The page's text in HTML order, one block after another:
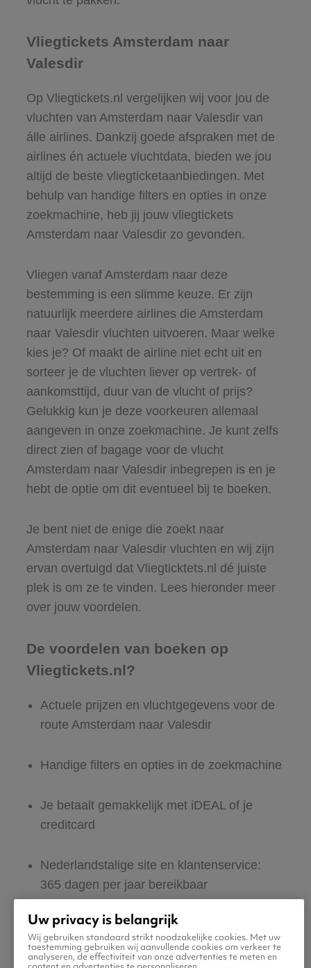
Vliegtickets Amsterdam naar
Valesdir
Op Vliegtickets.nl vergelijken wij voor jou de
vluchten van Amsterdam naar Valesdir van
álle airlines. Dankzij goede afspraken met de
airlines én actuele vluchtdata, bieden we jou
altijd de beste vliegticketaanbiedingen. Met
behulp van handige filters en opties in onze
zoekmachine, heb jij jouw vliegtickets
Amsterdam naar Valesdir zo gevonden.
Vliegen vanaf Amsterdam naar deze
bestemming is een slimme keuze. Er zijn
natuurlijk meerdere airlines die Amsterdam
naar Valesdir vluchten uitvoeren. Maar welke
kies je? Of maakt de airline niet echt uit en
sorteer je de vluchten liever op vertrek- of
aankomsttijd, duur van de vlucht of prijs?
Gelukkig kun je deze voorkeuren allemaal
aangeven in onze zoekmachine. Je kunt zelfs
direct zien of bagage voor de vlucht
Amsterdam naar Valesdir inbegrepen is en je
hebt de optie om dit eventueel bij te boeken.
Je bent niet de enige die zoekt naar
Amsterdam naar Valesdir vluchten en wij zijn
ervan overtuigd dat Vliegticktets.nl dé juiste
plek is om ze te vinden. Lees hieronder meer
over jouw voordelen.
De voordelen van boeken op
Vliegtickets.nl?
Actuele prijzen en vluchtgegevens voor de
route Amsterdam naar Valesdir
Handige filters en opties in de zoekmachine
Je betaalt gemakkelijk met iDEAL of je
creditcard
Nederlandstalige site en klantenservice:
365 dagen per jaar bereikbaar
Zeker van veilig boeken en betalen
Boek ook direct een hotel of huurauto voor
Uw privacy is belangrijk
Wij gebruiken standaard strikt noodzakelijke cookies. Met uw
toestemming gebruiken wij aanvullende cookies om verkeer te
analyseren, de effectiviteit van onze advertenties te meten en